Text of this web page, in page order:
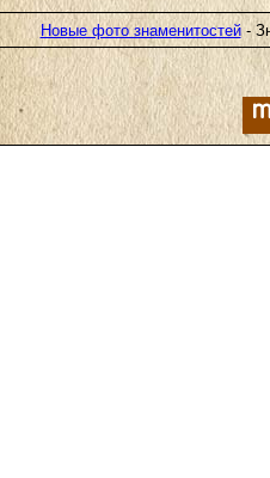
Новые фото знаменитостей-